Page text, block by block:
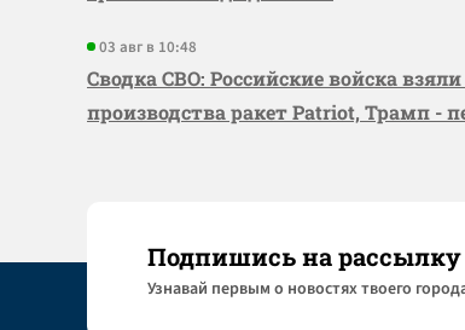
03 авг в 10:48
Сводка СВО: Российские войска
производства ракет Patriot, Трамп -
Подпишись на
Узнaвай первым о новостях твоего